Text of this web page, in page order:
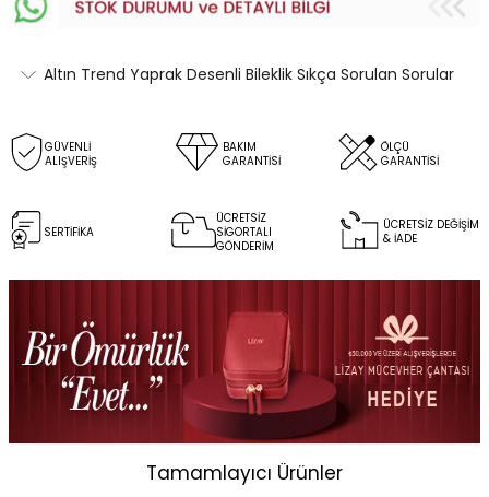
Altın Trend Yaprak Desenli Bileklik Sıkça Sorulan Sorular
GÜVENLİ
ALIŞVERİŞ
BAKIM
GARANTİSİ
ÖLÇÜ
GARANTİSİ
SERTİFİKA
ÜCRETSİZ
SİGORTALI
GÖNDERİM
ÜCRETSİZ DEĞİŞİM
& İADE
Tamamlayıcı Ürünler